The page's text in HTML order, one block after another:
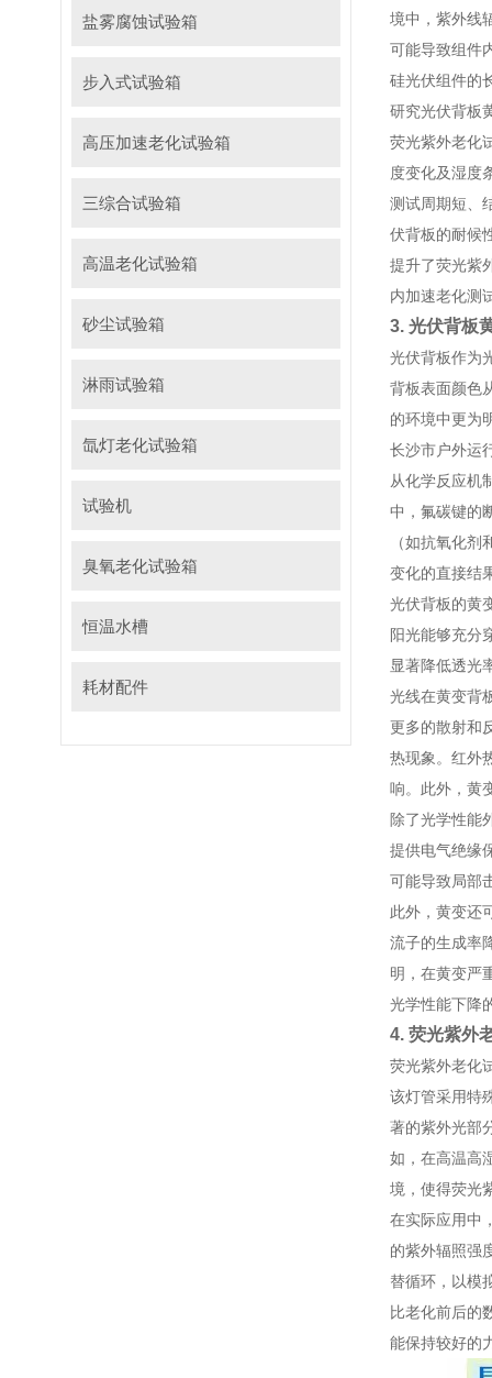
盐雾腐蚀试验箱
步入式试验箱
高压加速老化试验箱
三综合试验箱
高温老化试验箱
砂尘试验箱
淋雨试验箱
氙灯老化试验箱
试验机
臭氧老化试验箱
恒温水槽
耗材配件
境中，紫外线
可能导致组件
硅光伏组件的
研究光伏背板
荧光紫外老化
度变化及湿度
测试周期短、
伏背板的耐候
提升了荧光紫
内加速老化测
3. 光伏背板
光伏背板作为
背板表面颜色
的环境中更为
长沙市户外运
从化学反应机
中，氟碳键的
（如抗氧化
变化的直接结
光伏背板的黄
阳光能够充分
显著降低透光
光线在黄变背
更多的散射和
热现象。红外
响。此外，黄
除了光学性能
提供电气绝缘
可能导致局部
此外，黄变还
流子的生成率
明，在黄变严
光学性能下降
4. 荧光紫外
荧光紫外老化
该灯管采用特
著的紫外光部
如，在高温高
境，使得荧光
在实际应用中
的紫外辐照强
替循环，以模
比老化前后的
能保持较好的